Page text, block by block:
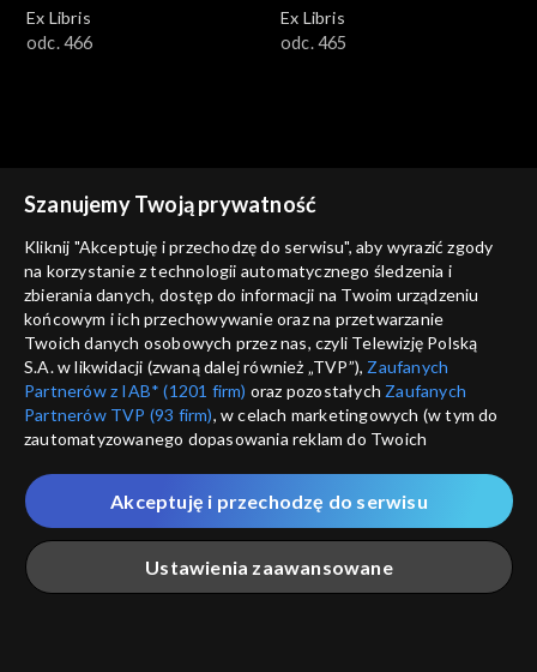
Ex Libris
odc. 466
Ex Libris
odc. 465
odc. 464
odc. 463
Ex Libris
Ex Libris
Szanujemy Twoją prywatność
Kliknij "Akceptuję i przechodzę do serwisu", aby wyrazić zgody
na korzystanie z technologii automatycznego śledzenia i
zbierania danych, dostęp do informacji na Twoim urządzeniu
końcowym i ich przechowywanie oraz na przetwarzanie
Twoich danych osobowych przez nas, czyli Telewizję Polską
S.A. w likwidacji (zwaną dalej również „TVP”), Zaufanych
Partnerów z IAB* (1201 firm) oraz pozostałych Zaufanych
Partnerów TVP (93 firm), w celach marketingowych (w tym do
zautomatyzowanego dopasowania reklam do Twoich
które wskazujemy poniżej, a także zgody na udostępnianie
przez nas identyfikatora PPID do Google.
Twoje dane osobowe zbierane podczas odwiedzania przez
Ciebie naszych
poszczególnych serwisówzwanych dalej
„Portalem”, w tym informacje zapisywane za pomocą
Ustawienia zaawansowane
Akceptuję i przechodzę do serwisu